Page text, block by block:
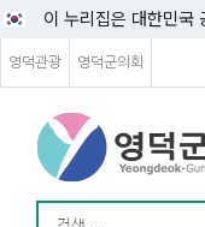
이 누리집은 대한민국
영덕관광 영덕군의회